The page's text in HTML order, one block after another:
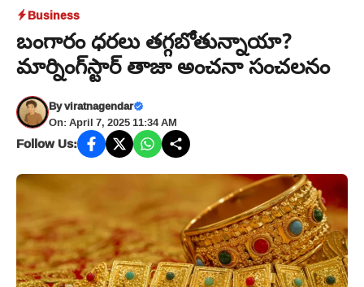
Business
బంగారం ధరలు తగ్గబోతున్నాయా?
మార్నింగ్‌స్టార్ తాజా అంచనా సంచలనం
Byviratnagendar
On: April 7, 2025 11:34 AM
Follow Us: